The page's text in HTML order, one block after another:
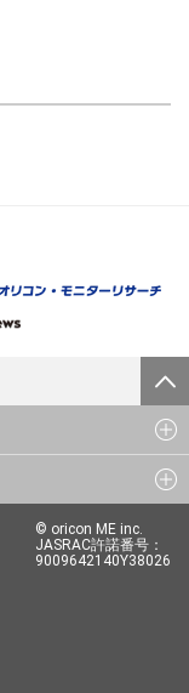
© oricon ME inc.
JASRAC許諾番号：
9009642140Y38026